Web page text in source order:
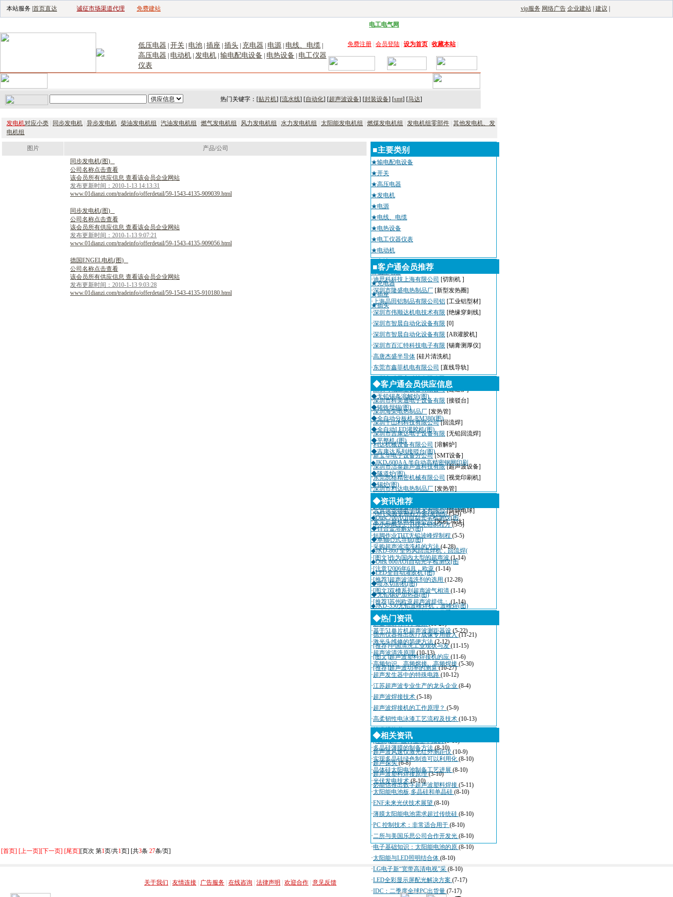
本站服务 | 首页直达 诚征市场渠道代理 免费建站 vip服务 网络广告 企业建站| 建议
电工电气网
低压电器 开关 电池 插座 插头 充电器 电源 电线、电缆
高压电器 电动机 发电机 输电配电设备 电热设备
电工仪器
仪表
免费注册 会员登陆 设为首页 收藏本站|
热门关键字：[贴片机] [流水线] [自动化] [超声波设备] [封装设备] [smt] [马达]
发电机对应小类 同步发电机 异步发电机 柴油发电机组 汽油发电机组 燃气发电机组 风力发电机组 水力发电机组 太阳能发电机组 燃煤发电机组 发电机组零部件 其他发电机、发
电机组
图片
产品/公司
同步发电机(图)
公司名称点击查看
该会员所有供应信息 查看该会员企业网站
发布更新时间：2010-1-13 14:13:31
www.01dianzi.com/tradeinfo/offerdetail/59-1543-4135-909039.html
同步发电机(图)
公司名称点击查看
该会员所有供应信息 查看该会员企业网站
发布更新时间：2010-1-13 9:07:21
www.01dianzi.com/tradeinfo/offerdetail/59-1543-4135-909056.html
德国ENGEL电机(图)
公司名称点击查看
该会员所有供应信息 查看该会员企业网站
发布更新时间：2010-1-13 9:03:28
www.01dianzi.com/tradeinfo/offerdetail/59-1543-4135-910180.html
■主要类别
★输电配电设备
★开关
★高压电器
★发电机
★电源
★电线、电缆
★电热设备
★电工仪器仪表
★电动机
★电池
★低压电器
★充电器
★插座
★插头
■客户通会员推荐
·迪思科科技上海有限公司 [切割机 ]
·深圳市隆盛电热制品厂 [新型发热圈]
·上海晶田铝制品有限公司铝 [工业铝型材]
·深圳市伟顺达机电技术有限 [绝缘穿刺线]
·深圳市智晨自动化设备有限 [0]
·深圳市智晨自动化设备有限 [AB灌胶机]
·深圳市百汇特科技电子有限 [锡膏测厚仪]
·高唐杰盛半导体 [硅片清洗机]
·东莞市鑫菲机电有限公司 [直线导轨]
深圳市瑞天宇科技有限公司
[AOI]
·深圳粤城工业设备有限公司 [隧道炉]
·深圳市科美通电子设备有限 [接驳台]
·深圳海荣电热制品厂 [发热管]
·深圳千山利科技有限公司 [回流焊]
·深圳市吉康达电子设备有限 [无铅回流焊]
·利达机械设备有限公司 [溶解炉]
·新宝华电子设备分公司 [SMT设备]
·深圳市洁泰超声波科技有限 [超声波设备]
·东莞凯格精密机械有限公司 [视觉印刷机]
·深圳市利达电热制品厂 [发热管]
·深圳市迈瑞自动化设备有限
·北京兴华特电子技术有限公 [防静电球]
·东莞三越机电有限公司 [风机,马达]
◆客户通会员供应信息
◆无铅锡条溶解炉(图)
◆铸铁坩锅(图)
◆全自动分板机-RM380(图)
◆全自动LED灌胶机(图)
◆平整机 (图)
◆吉康达系列接驳台(图)
◆JKD-600AA 半自动高精密钢网印刷
◆隧道炉(图)
◆锡炉(图)
◆石英发热管(图)
◆切割机用纯水循环再利用装置(图)
◆Otek 700AOI自动光学检测仪(图
◆锌合金溶解炉(图)
◆单轴心式导轨(图)
◆JKD-860 全热风回流焊机，回流焊(
◆Otek 600AOI自动光学检测仪(图
◆LED全自动灌胶机 (图)
◆喷水切割机(图)
◆无铅锡炉加热器(图)
◆JKD-350无铅波峰焊机，波峰焊(图)
◆资讯推荐
·SMT实验室制程方案(桌面型(5-5)
·中小型电子厂THT无铅制程方(5-5)
·短脚作业THT无铅波峰焊制程 (5-5)
·采购超声波清洗机的方法(4-28)
·[图文]作为国内大型的超声波(1-14)
·[注意]2006年6月，欧亚 (1-14)
·[推荐]超声波清洗剂的选用 (12-28)
·[图文]双槽系列超声波气相清 (1-14)
·[推荐]苏州欧亚超声波提供：(1-14)
超声波诊断仪国际招标10月看
·适量辐射有利于健康(11-20)
·德州仪器推出医疗成像专用嵌入 (11-21)
·[推荐]中国清洗工业现状与发(11-15)
·[图文]超声波塑料焊接机的应 (11-6)
·[推荐]超声波功率的测算(10-27)
◆热门资讯
·基于51单片机超声波测距器设 (5-22)
·激光头维修的简便方法(2-12)
·超声波清洗原理(10-13)
·高频知识、高频熔接、高频焊接 (5-30)
·超声发生器中的特殊电路 (10-12)
·江苏超声波专业生产的龙头企业 (8-4)
·超声波焊接技术 (5-18)
·超声波焊接机的工作原理？ (5-9)
·高柔韧性电泳漆工艺流程及技术 (10-13)
技术规格书
(4-3)
·[注意]超声波行业基本知识(5-16)
·超声波风速仪激光红外测距仪 (10-9)
·超声探头(6-8)
·超声波塑料焊接原理(3-10)
·必能信推出数字超声波塑料焊接 (5-11)
◆相关资讯
·多晶硅薄膜的制备方法(8-10)
·实现多晶硅绿色制造可以利用化 (8-10)
·晶体硅太阳电池制备工艺进展 (8-10)
·光伏发电技术(8-10)
·太阳能电池板,多晶硅和单晶硅 (8-10)
·ENF未来光伏技术展望 (8-10)
·薄膜太阳能电池需求超过传统硅 (8-10)
·PC 控制技术：非常适合用于 (8-10)
·二所与美国乐思公司合作开发光 (8-10)
·电子基础知识：太阳能电池的原 (8-10)
·太阳能与LED照明结合体 (8-10)
·LG电子新“宽带高清电视”采 (8-10)
·LED全彩显示屏配光解决方案 (7-17)
·IDC：二季度全球PC出货量 (7-17)
[首页] [上一页][下一页] [尾页][页次 第1页/共1页] [共3条 27条/页]
关于我们
友情连接 广告服务 在线咨询 法律声明 欢迎合作 意见反馈